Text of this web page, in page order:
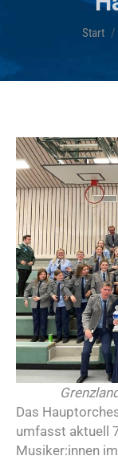
Sie
Start
Das
umfasst aktuell
Musiker:innen